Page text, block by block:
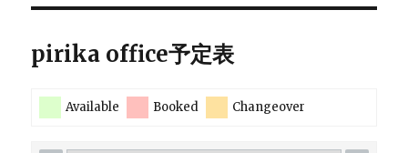
pirika office予定表
Available Booked Changeover